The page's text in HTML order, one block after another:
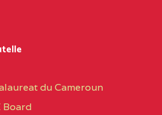
COLLEGE PRIVE LAIC
SAINT MICHEL
du Cameroun
Board